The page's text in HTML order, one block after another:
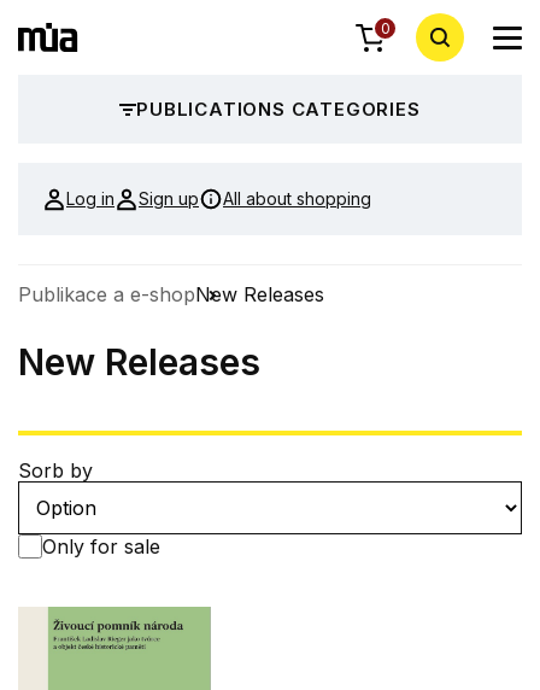
0
PUBLICATIONS CATEGORIES
Log in Sign up All about shopping
Publikace a e-shopNew Releases
New Releases
Sorb by
Only for sale